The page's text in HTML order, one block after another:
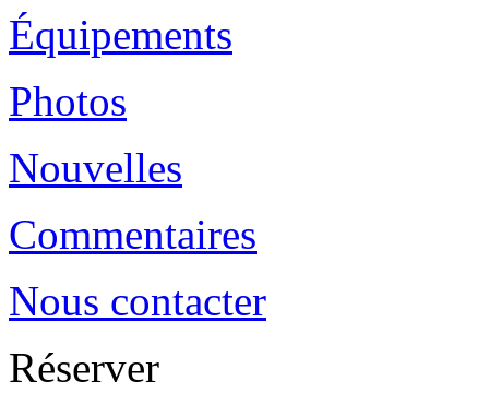
Équipements
Photos
Nouvelles
Commentaires
Nous contacter
Réserver